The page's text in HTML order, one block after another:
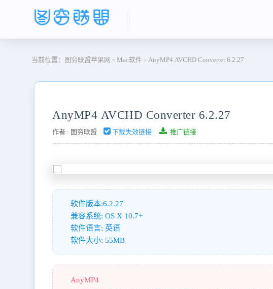
当前位置： 图穷联盟苹果网 > Mac软件 > AnyMP4 AVCHD Converter 6.2.27
AnyMP4 AVCHD Converter 6.2.27
作者 : 图穷联盟 下载失效链接 推广链接
软件版本:6.2.27
兼容系统: OS X 10.7+
软件语言: 英语
软件大小: 55MB
AnyMP4